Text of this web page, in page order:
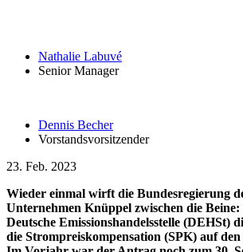
Nathalie Labuvé
Senior Manager
Dennis Becher
Vorstandsvorsitzender
23. Feb. 2023
Wieder einmal wirft die Bundesregierung
Unternehmen Knüppel zwischen die
Deutsche Emissionshandelsstelle (DEHSt)
die Strompreiskompensation (SPK) auf